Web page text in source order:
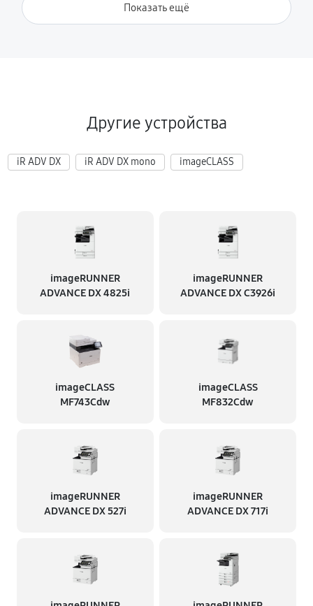
Показать ещё
Другие устройства
iR ADV DX iR ADV DX mono imageCLASS
imageRUNNER
ADVANCE DX 4825i
imageRUNNER
ADVANCE DX C3926i
imageCLASS
MF743Cdw
imageCLASS
MF832Cdw
imageRUNNER
ADVANCE DX 527i
imageRUNNER
ADVANCE DX 717i